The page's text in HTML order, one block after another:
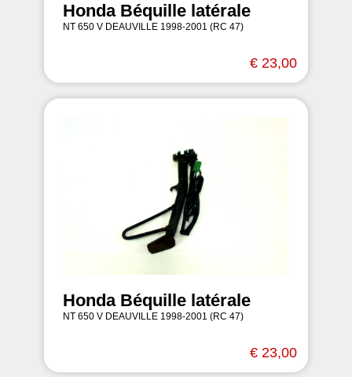
Honda Béquille latérale
NT 650 V DEAUVILLE 1998-2001 (RC 47)
€ 23,00
Honda Béquille latérale
NT 650 V DEAUVILLE 1998-2001 (RC 47)
€ 23,00